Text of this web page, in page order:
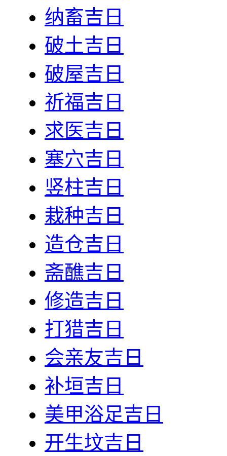
纳畜吉日
破土吉日
破屋吉日
祈福吉日
求医吉日
塞穴吉日
竖柱吉日
栽种吉日
造仓吉日
斋醮吉日
修造吉日
打猎吉日
会亲友吉日
补垣吉日
美甲浴足吉日
开生坟吉日